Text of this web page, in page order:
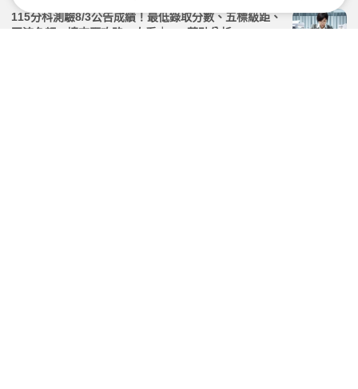
115分科測驗8/3公告成績！最低錄取分數、五標級距、
回流名額、填志願攻略一次看｜104落點分析